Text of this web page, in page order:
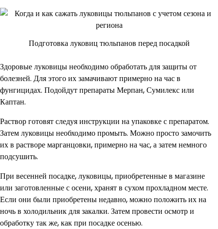
Подготовка луковиц тюльпанов перед посадкой
Здоровые луковицы необходимо обработать для защиты от
болезней. Для этого их замачивают примерно на час в
фунгицидах. Подойдут препараты Мерпан, Сумилекс или
Каптан.
Раствор готовят следуя инструкции на упаковке с препаратом.
Затем луковицы необходимо промыть. Можно просто замочить
их в растворе марганцовки, примерно на час, а затем немного
подсушить.
При весенней посадке, луковицы, приобретенные в магазине
или заготовленные с осени, хранят в сухом прохладном месте.
Если они были приобретены недавно, можно положить их на
ночь в холодильник для закалки. Затем провести осмотр и
обработку так же, как при посадке осенью.